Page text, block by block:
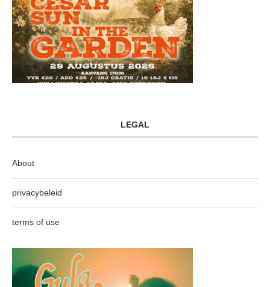
LEGAL
About
privacybeleid
terms of use